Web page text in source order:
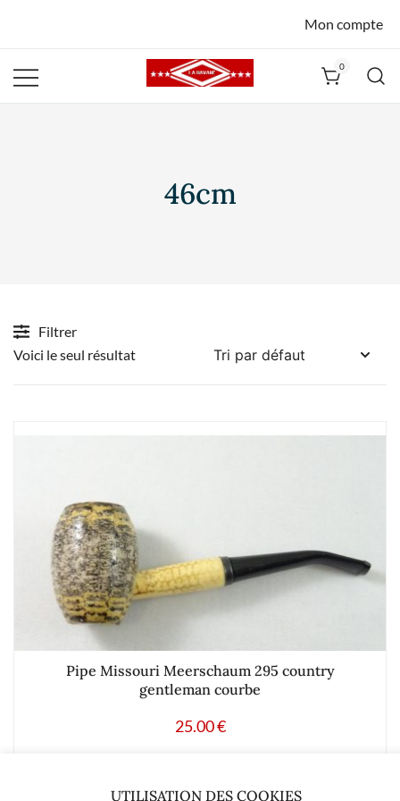
Mon compte
0
46cm
Filtrer
Voici le seul résultat
Pipe Missouri Meerschaum 295 country
gentleman courbe
25.00€
UTILISATION DES COOKIES